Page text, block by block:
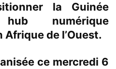
la Guinée
numérique
de l’Ouest.
ce mercredi 6